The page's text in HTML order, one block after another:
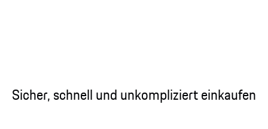
Sicher, schnell und unkompliziert einkaufen